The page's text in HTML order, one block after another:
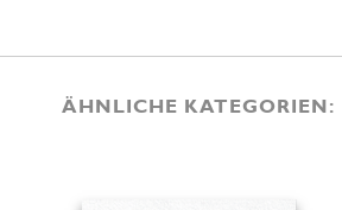
ÄHNLICHE KATEGORIEN: